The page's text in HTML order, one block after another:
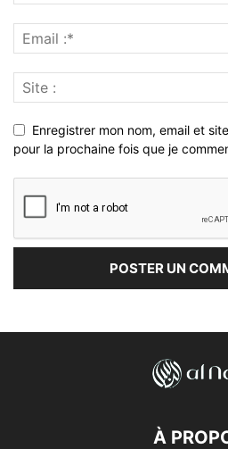
Enregistrer mon nom, email et
pour la prochaine fois que je
À